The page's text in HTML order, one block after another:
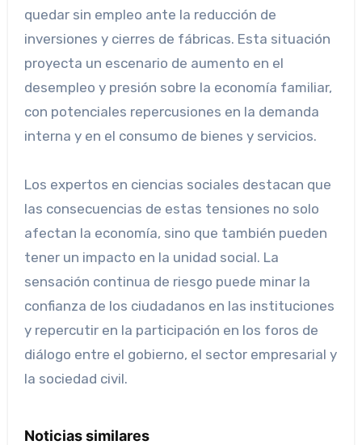
quedar sin empleo ante la reducción de
inversiones y cierres de fábricas. Esta situación
proyecta un escenario de aumento en el
desempleo y presión sobre la economía familiar,
con potenciales repercusiones en la demanda
interna y en el consumo de bienes y servicios.
Los expertos en ciencias sociales destacan que
las consecuencias de estas tensiones no solo
afectan la economía, sino que también pueden
tener un impacto en la unidad social. La
sensación continua de riesgo puede minar la
confianza de los ciudadanos en las instituciones
y repercutir en la participación en los foros de
diálogo entre el gobierno, el sector empresarial y
la sociedad civil.
Noticias similares